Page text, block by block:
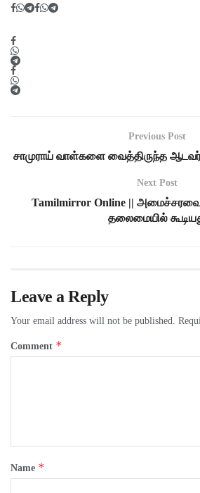
Previous Post
சாமுராய் வாள்களை வைத்திருந்த ஆடவர்
Next Post
Tamilmirror Online ||
தலைமையில்
Leave a Reply
Your email address will not be published.
Comment *
Name *